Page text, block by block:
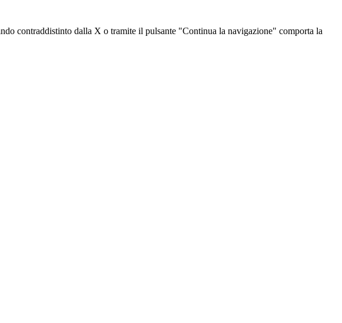
contraddistinto dalla X o tramite il pulsante "Continua la navigazione" comporta la